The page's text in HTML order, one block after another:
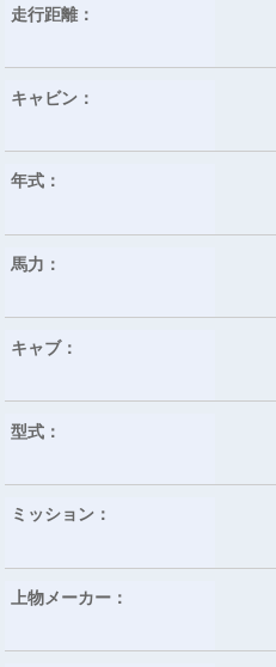
走行距離：
キャビン：
年式：
馬力：
キャブ：
型式：
ミッション：
上物メーカー：